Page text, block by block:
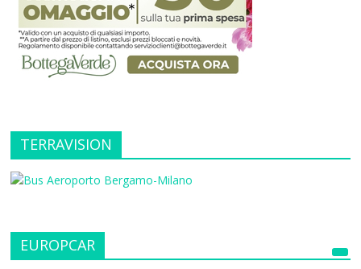
TERRAVISION
EUROPCAR